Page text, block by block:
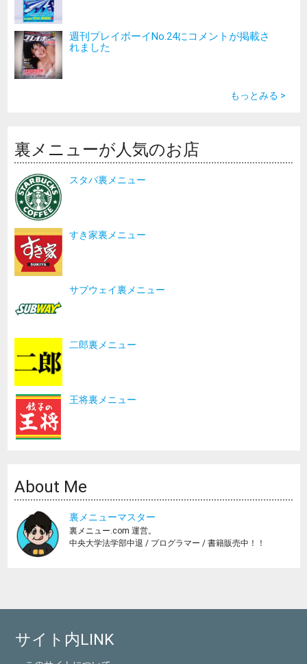
週刊プレイボーイNo.24にコメントが掲載さ
れました
もっとみる >
裏メニューが人気のお店
スタバ裏メニュー
すき家裏メニュー
サブウェイ裏メニュー
二郎裏メニュー
王将裏メニュー
About Me
裏メニューマスター
裏メニュー.com 運営。
中央大学法学部中退 / プログラマー / 書籍販売中！！
サイト内LINK